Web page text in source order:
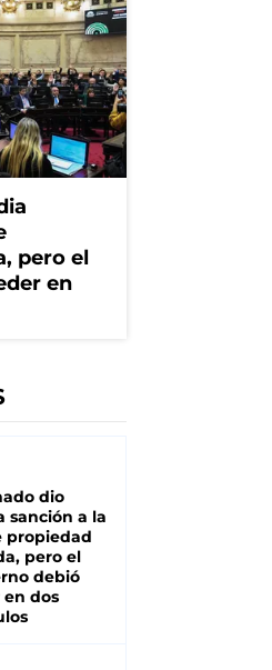
pero el
en
dio
sanción a la
propiedad
pero el
debió
dos